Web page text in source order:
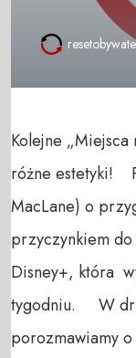
Kolejne
różne estetyki!
MacLane) o
przyczynkiem
Disney+, która
tygodniu. W
porozmawiamy